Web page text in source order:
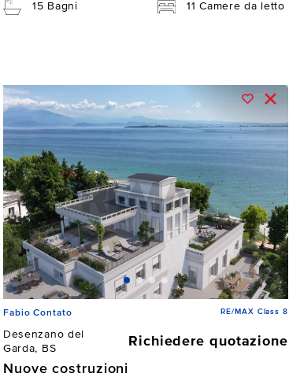
15 Bagni 11 Camere da letto
Fabio Contato RE/MAX Class 8
Desenzano del
Garda, BS
Richiedere quotazione
Nuove costruzioni